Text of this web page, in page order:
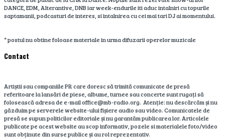
DANCE, EDM, Alterantive, DNB iar week-endurile iti aduc intalniri cu topurile
saptamanii, podcasturi de interes, si intalnirea cu cei mai tari DJ ai momentului.
* postul nu obtine foloase materiale in urma difuzarii operelor muzicale
Contact
Artiștii sau companiile PR care doresc să trimită comunicate de presă
referitoare la lansări de piese, albume, turnee sau concerte sunt rugați să
folosească adresa de e-mail office@mb-radio.org. Atenție: nu descărcăm și nu
găzduim pe serverele website-ului fișiere audio sau video. Comunicatele de
presă se supun politicilor editoriale și nu garantăm publicarea lor. Articolele
publicate pe acest website au scop informativ, pozele si materialele foto/video
sunt obținute din surse publice și au rol reprezentativ.